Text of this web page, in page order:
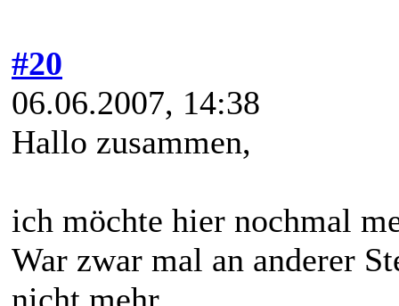
#20
06.06.2007, 14:38
Hallo zusammen,
ich möchte hier nochmal
War zwar mal an anderer
nicht mehr.